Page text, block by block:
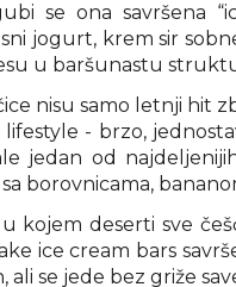
se ona savršena
jogurt, krem sir
u baršunastu
nisu samo letnji hit
- brzo,
jedan od
sa borovnicama,
kojem deserti sve
ice cream bars
ali se jede bez griže